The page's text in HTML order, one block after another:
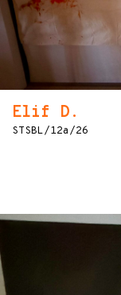
Elif D.
STSBL/12a/26